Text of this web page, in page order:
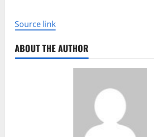
Source link
ABOUT THE AUTHOR